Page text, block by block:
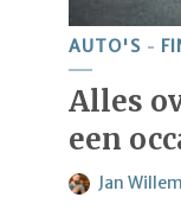
AUTO'S
Alles
een
Jan